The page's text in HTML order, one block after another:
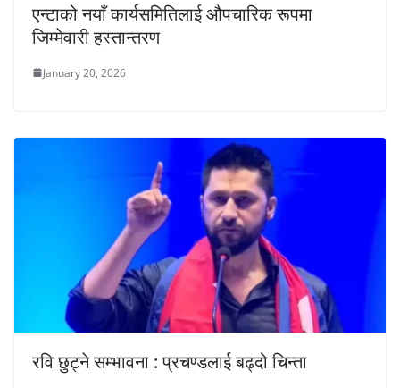
एन्टाको नयाँ कार्यसमितिलाई औपचारिक रूपमा
जिम्मेवारी हस्तान्तरण
January 20, 2026
रवि छुट्ने सम्भावना : प्रचण्डलाई बढ्दो चिन्ता